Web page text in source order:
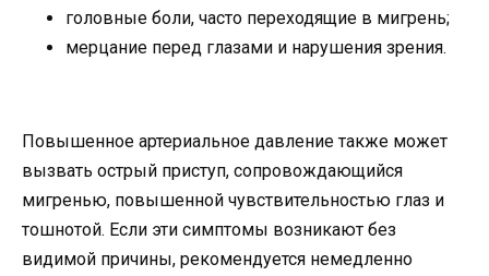
головные боли, часто переходящие в мигрень;
мерцание перед глазами и нарушения зрения.
Повышенное артериальное давление также может
вызвать острый приступ, сопровождающийся
мигренью, повышенной чувствительностью глаз и
тошнотой. Если эти симптомы возникают без
видимой причины, рекомендуется немедленно